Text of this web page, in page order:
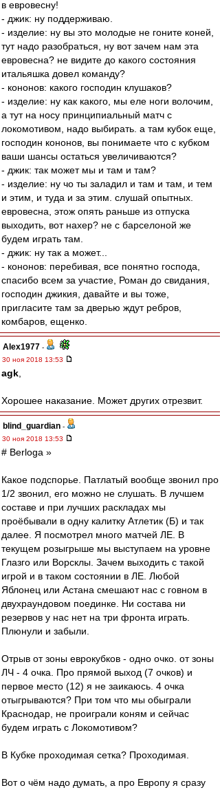
в евровесну!
- джик: ну поддерживаю.
- изделие: ну вы это молодые не гоните коней,
тут надо разобраться, ну вот зачем нам эта
евровесна? не видите до какого состояния
итальяшка довел команду?
- кононов: какого господин клушаков?
- изделие: ну как какого, мы еле ноги волочим,
а тут на носу принципиальный матч с
локомотивом, надо выбирать. а там кубок еще,
господин кононов, вы понимаете что с кубком
ваши шансы остаться увеличиваются?
- джик: так может мы и там и там?
- изделие: ну чо ты заладил и там и там, и тем
и этим, и туда и за этим. слушай опытных.
евровесна, этож опять раньше из отпуска
выходить, вот нахер? не с барселоной же
будем играть там.
- джик: ну так а может...
- кононов: перебивая, все понятно господа,
спасибо всем за участие, Роман до свидания,
господин джикия, давайте и вы тоже,
пригласите там за дверью ждут ребров,
комбаров, ещенко.
Alex1977 -
30 ноя 2018 13:53
agk
Хорошее наказание. Может других отрезвит.
blind_guardian -
30 ноя 2018 13:53
# Berloga »
Какое подспорье. Патлатый вообще звонил про
1/2 звонил, его можно не слушать. В лучшем
составе и при лучших раскладах мы
проёбывали в одну калитку Атлетик (Б) и так
далее. Я посмотрел много матчей ЛЕ. В
текущем розыгрыше мы выступаем на уровне
Глазго или Ворсклы. Зачем выходить с такой
игрой и в таком состоянии в ЛЕ. Любой
Яблонец или Астана смешают нас с говном в
двухраундовом поединке. Ни состава ни
резервов у нас нет на три фронта играть.
Плюнули и забыли.
Отрыв от зоны еврокубков - одно очко. от зоны
ЛЧ - 4 очка. Про прямой выход (7 очков) и
первое место (12) я не заикаюсь. 4 очка
отыгрываются? При том что мы обыграли
Краснодар, не проиграли коням и сейчас
будем играть с Локомотивом?
В Кубке проходимая сетка? Проходимая.
Вот о чём надо думать, а про Европу я сразу